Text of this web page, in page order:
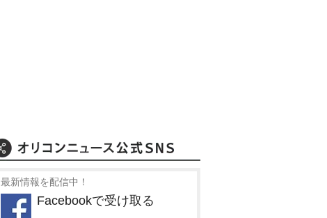
最新情報を配信中！
Facebookで受け取る